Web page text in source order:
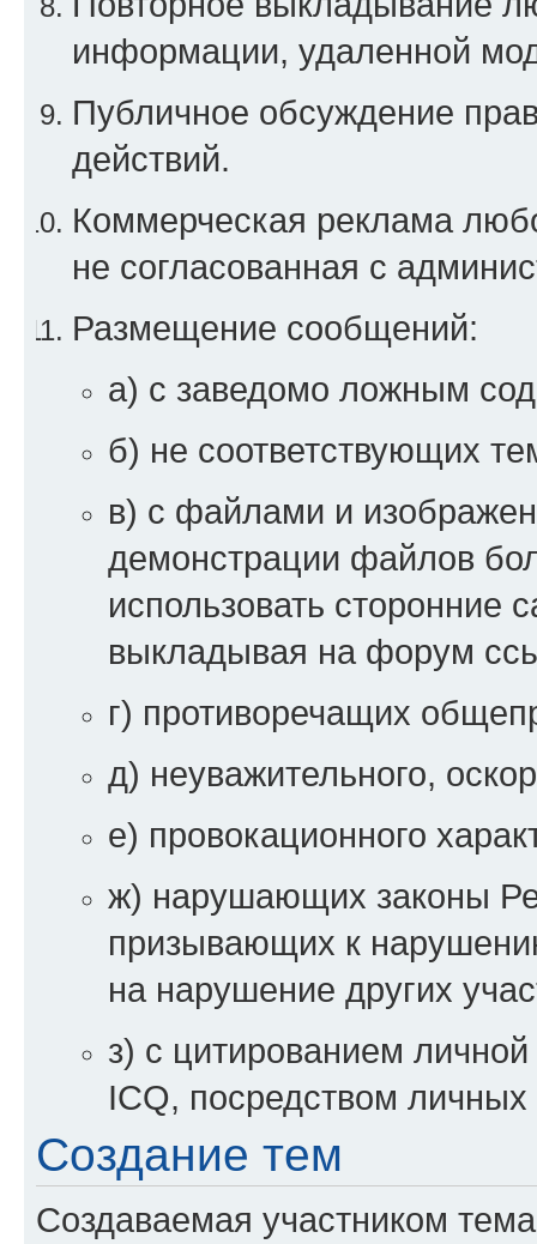
информации, удаленной
Публичное обсуждение
действий.
Коммерческая реклама
не согласованная с
Размещение сообщений:
а) с заведомо ложным
б) не соответствующих
в) с файлами и
демонстрации файлов
использовать сторонние
выкладывая на форум
г) противоречащих
д) неуважительного,
е) провокационного
ж) нарушающих законы
призывающих к
на нарушение других
з) с цитированием
ICQ, посредством
Создание тем
Создаваемая участником